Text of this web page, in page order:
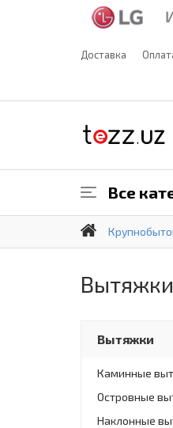
Доставка
Все
Вытяжки
Каминные
Островные
Наклонные